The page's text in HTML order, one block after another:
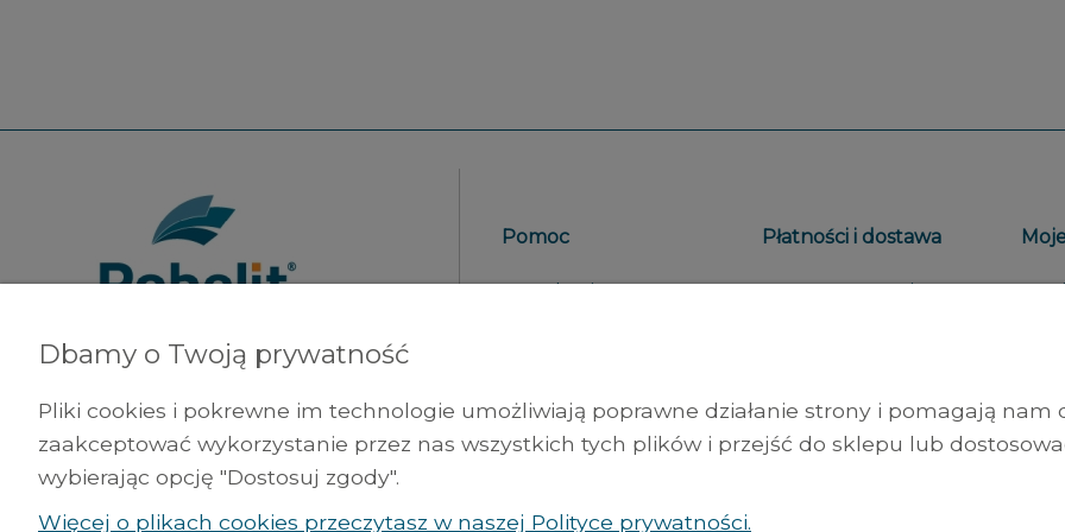
Robelit Sp. z o.o.
ul. Legionów 79
42-200 Częstochowa
tel. +48 (34) 377 42 98
Pomoc
Regulamin
Spedycja
Płatności i dostawa
Formy płatności
Dbamy o Twoją prywatność
Pliki cookies i pokrewne im technologie umożliwiają poprawne działanie strony i pomagają nam
zaakceptować wykorzystanie przez nas wszystkich tych plików i przejść do sklepu lub
wybierając opcję "Dostosuj zgody".
Więcej o plikach cookies przeczytasz w naszej Polityce prywatności.